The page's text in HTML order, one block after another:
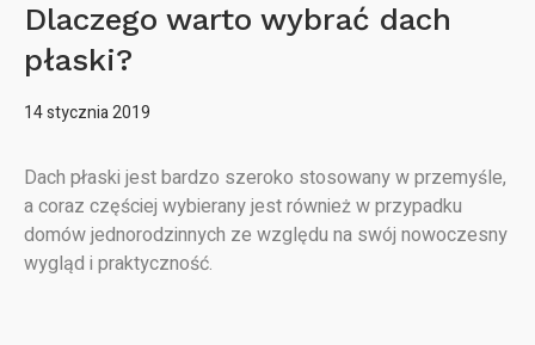
Dlaczego warto wybrać dach
płaski?
14 stycznia 2019
Dach płaski jest bardzo szeroko stosowany w przemyśle,
a coraz częściej wybierany jest również w przypadku
domów jednorodzinnych ze względu na swój nowoczesny
wygląd i praktyczność.